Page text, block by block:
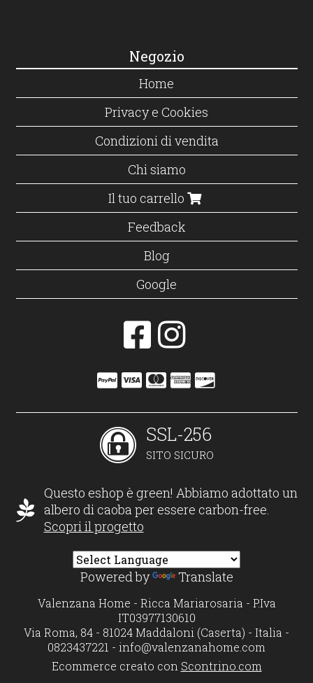
Negozio
Home
Privacy e Cookies
Condizioni di vendita
Chi siamo
Il tuo carrello
Feedback
Blog
Google
SSL-256
SITO SICURO
Questo eshop è green! Abbiamo adottato un
albero di caoba per essere carbon-free.
Scopri il progetto
Powered by Translate
Valenzana Home - Ricca Mariarosaria - P.Iva
IT03977130610
Via Roma, 84 - 81024 Maddaloni (Caserta) - Italia -
0823437221 - info@valenzanahome.com
Ecommerce creato con Scontrino.com